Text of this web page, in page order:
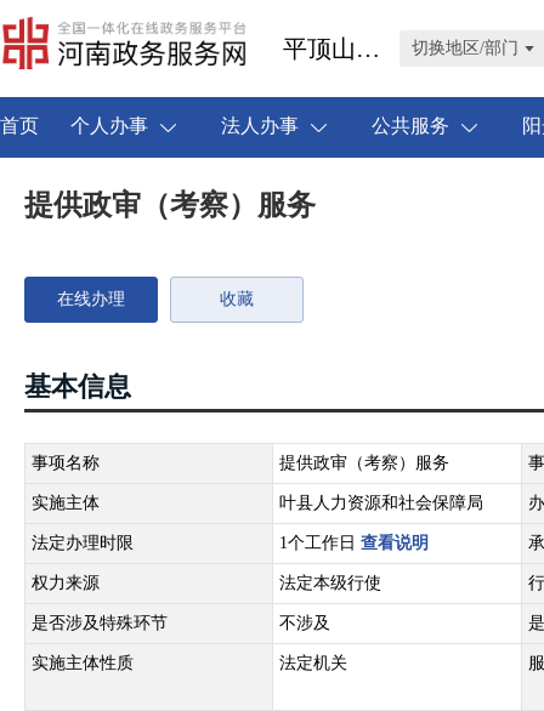
平顶山市叶县 切换地区/部门
首页 个人办事 法人办事 公共服务
提供政审（考察）服务
在线办理 收藏
基本信息
事项名称 提供政审（考察）服务
实施主体 叶县人力资源和社会保障局
法定办理时限 1个工作日 查看说明
权力来源 法定本级行使
是否涉及特殊环节 不涉及
实施主体性质 法定机关